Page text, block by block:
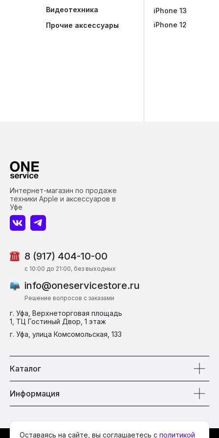
Видеотехника
Прочие аксессуары
iPhone 13
iPhone 12
Оставаясь на сайте, вы соглашаетесь с политикой
8 (917) 404-10-00
г. Уфа, Верхнеторговая площадь
1, ТЦ Гостиный Двор, 1 этаж
г. Уфа, улица Комсомольская, 133
info@oneservicestore.ru
c 10:00 до 21:00, без выходных
Решение вопросов с заказами
Интернет-магазин по продаже
техники Apple и аксессуаров в
Уфе
Каталог
Информация